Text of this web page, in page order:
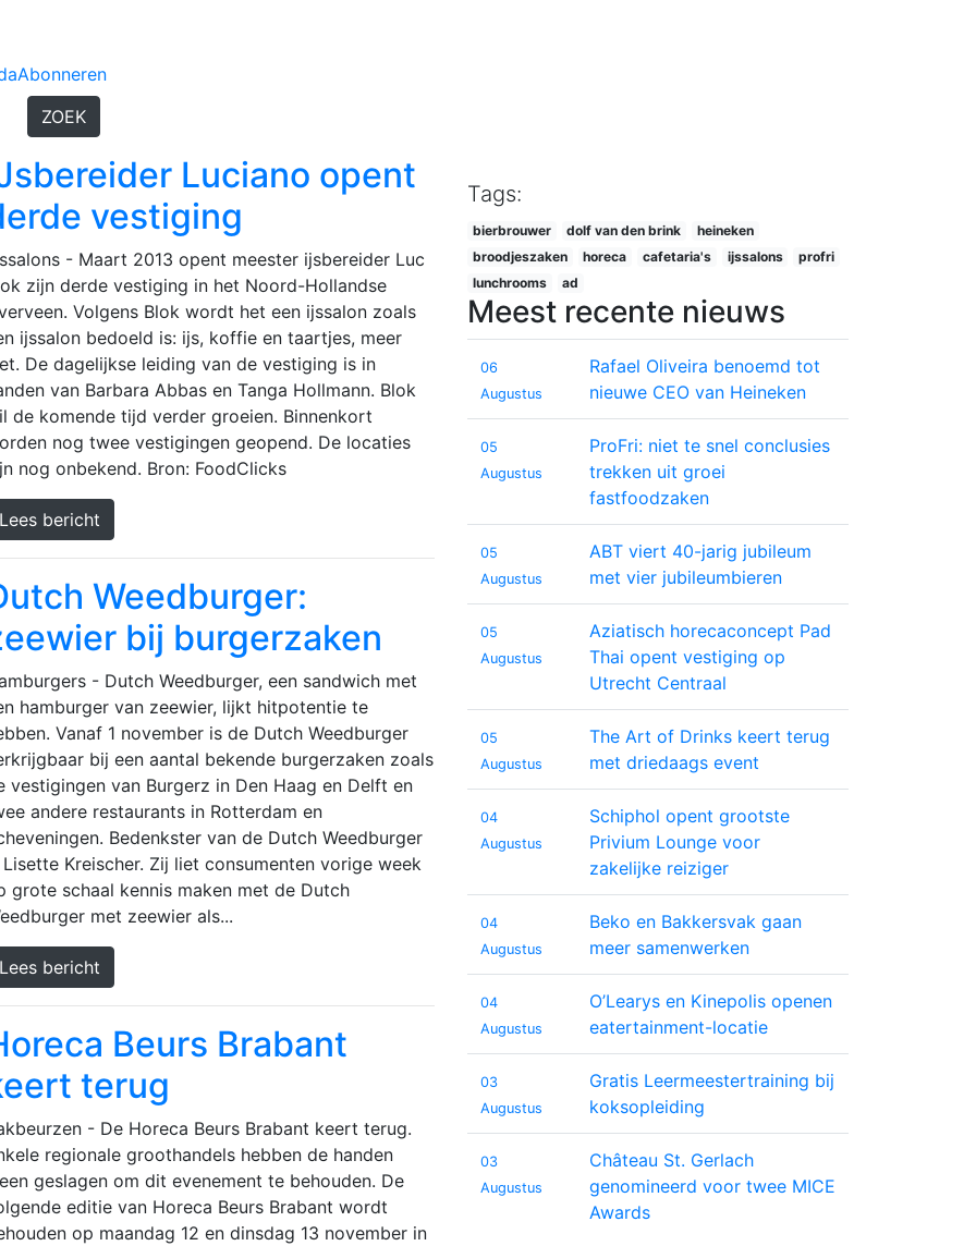
Abonneren
ZOEK
Luciano opent
vestiging
- Maart 2013 opent meester ijsbereider Luc
zijn derde vestiging in het Noord-Hollandse
Volgens Blok wordt het een ijssalon zoals
ijssalon bedoeld is: ijs, koffie en taartjes, meer
De dagelijkse leiding van de vestiging is in
van Barbara Abbas en Tanga Hollmann. Blok
de komende tijd verder groeien. Binnenkort
nog twee vestigingen geopend. De locaties
nog onbekend. Bron: FoodClicks
Lees bericht
Weedburger:
bij burgerzaken
- Dutch Weedburger, een sandwich met
hamburger van zeewier, lijkt hitpotentie te
Vanaf 1 november is de Dutch Weedburger
bij een aantal bekende burgerzaken zoals
vestigingen van Burgerz in Den Haag en Delft en
andere restaurants in Rotterdam en
Bedenkster van de Dutch Weedburger
Lisette Kreischer. Zij liet consumenten vorige week
grote schaal kennis maken met de Dutch
met zeewier als...
Lees bericht
Beurs Brabant
terug
- De Horeca Beurs Brabant keert terug.
regionale groothandels hebben de handen
geslagen om dit evenement te behouden. De
editie van Horeca Beurs Brabant wordt
op maandag 12 en dinsdag 13 november in
Tags:
bierbrouwer dolf van den brink
heineken
broodjeszaken
horeca cafetaria's ijssalons
profri
lunchrooms
ad
Meest recente nieuws
06
Augustus
Rafael Oliveira benoemd tot
nieuwe CEO van Heineken
05
Augustus
ProFri: niet te snel conclusies
trekken uit groei
fastfoodzaken
05
Augustus
ABT viert 40-jarig jubileum
met vier jubileumbieren
05
Augustus
Aziatisch horecaconcept Pad
Thai opent vestiging op
Utrecht Centraal
05
Augustus
The Art of Drinks keert terug
met driedaags event
04
Augustus
Schiphol opent grootste
Privium Lounge voor
zakelijke reiziger
04
Augustus
Beko en Bakkersvak gaan
meer samenwerken
04
Augustus
O’Learys en Kinepolis openen
eatertainment-locatie
03
Augustus
Gratis Leermeestertraining bij
koksopleiding
03
Augustus
Château St. Gerlach
genomineerd voor twee MICE
Awards